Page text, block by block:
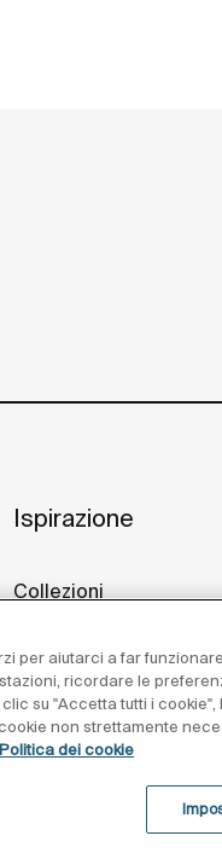
Ispirazione
Collezioni
Progetti di riferimento
Roca Galleries
per aiutarci a far
ricordare le
su "Accetta tutti i cookie",
non strettamente
Politica dei cookie